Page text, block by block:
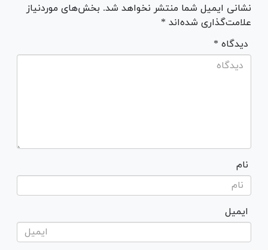
نشانی ایمیل شما منتشر نخواهد شد. بخش‌های موردنیاز
علامت‌گذاری شده‌اند *
* دیدگاه
نام
ایمیل